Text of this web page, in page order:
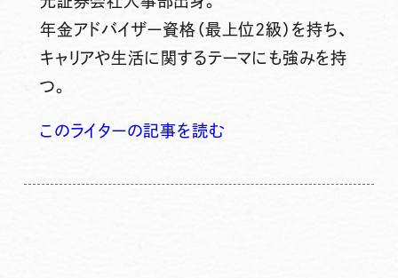
年金アドバイザー資格（最上位2級）を持ち、
キャリアや生活に関するテーマにも強みを持
つ。
このライターの記事を読む